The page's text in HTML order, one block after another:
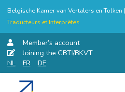
Belgische Kamer van Vertalers en Tolken |
Traducteurs et Interprètes
Member’s account
Joining the CBTI/BKVT
NL
FR DE